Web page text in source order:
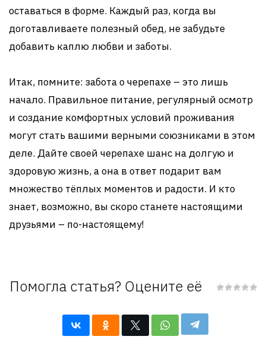
оставаться в форме. Каждый раз, когда вы
доготавливаете полезный обед, не забудьте
добавить каплю любви и заботы.
Итак, помните: забота о черепахе – это лишь
начало. Правильное питание, регулярный осмотр
и создание комфортных условий проживания
могут стать вашими верными союзниками в этом
деле. Дайте своей черепахе шанс на долгую и
здоровую жизнь, а она в ответ подарит вам
множество тёплых моментов и радости. И кто
знает, возможно, вы скоро станете настоящими
друзьями – по-настоящему!
Помогла статья? Оцените её